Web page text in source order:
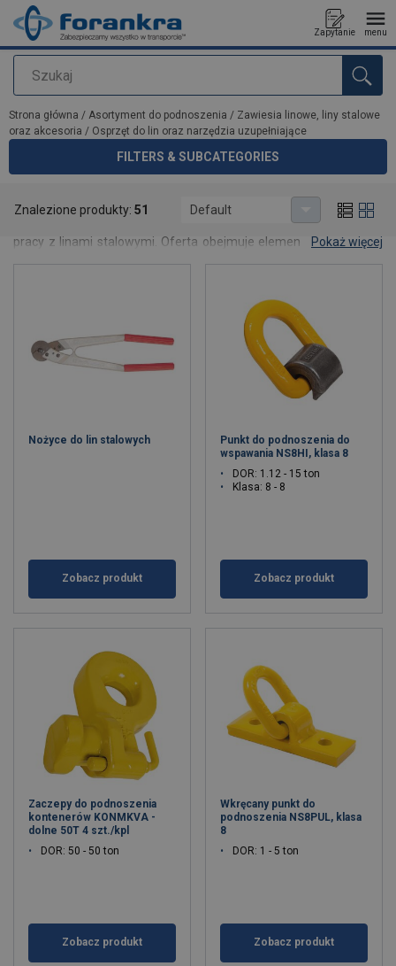
Szukaj
Zapytanie menu
Dodano do zapytania
Strona główna / Asortyment do podnoszenia / Zawiesia linowe, liny stalowe
oraz akcesoria / Osprzęt do lin oraz narzędzia uzupełniające
FILTERS & SUBCATEGORIES
Osprzęt do lin oraz narzędzia uzupełniające
Osprzęt do lin oraz narzędzia uzupełniające przeznaczone do
pracy z linami stalowymi. Oferta obejmuje elementy wspierające
Pokaż więcej
Znalezione produkty: 51 Default
Nożyce do lin stalowych
Zobacz produkt
Punkt do podnoszenia do
wspawania NS8HI, klasa 8
DOR: 1.12 - 15 ton
Klasa: 8 - 8
Zobacz produkt
Zaczepy do podnoszenia
kontenerów KONMKVA -
dolne 50T 4 szt./kpl
DOR: 50 - 50 ton
Zobacz produkt
Wkręcany punkt do
podnoszenia NS8PUL, klasa
8
DOR: 1 - 5 ton
Zobacz produkt